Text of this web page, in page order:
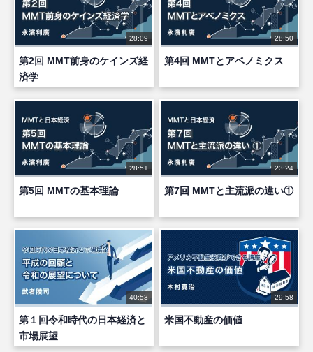
28:09
第2回 MMT前身のケインズ経
済学
28:50
第4回 MMTとアベノミクス
28:51
第5回 MMTの基本理論
23:24
第7回 MMTと主流派の違い①
40:53
第１回令和時代の日本経済と
市場展望
29:58
米国不動産の価値